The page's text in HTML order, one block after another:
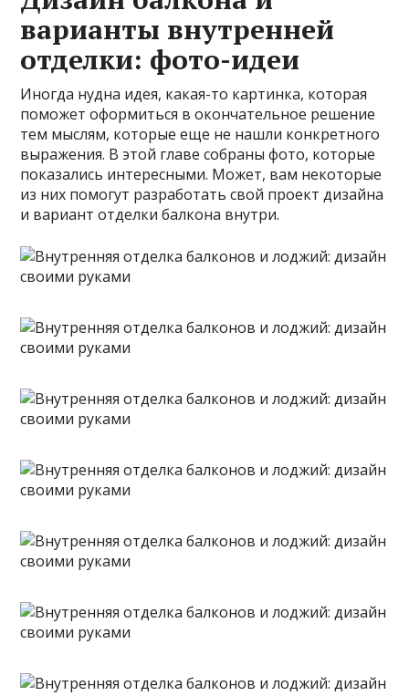
варианты внутренней
отделки: фото-идеи
Иногда нудна идея, какая-то картинка, которая
поможет оформиться в окончательное решение
тем мыслям, которые еще не нашли конкретного
выражения. В этой главе собраны фото, которые
показались интересными. Может, вам некоторые
из них помогут разработать свой проект дизайна
и вариант отделки балкона внутри.